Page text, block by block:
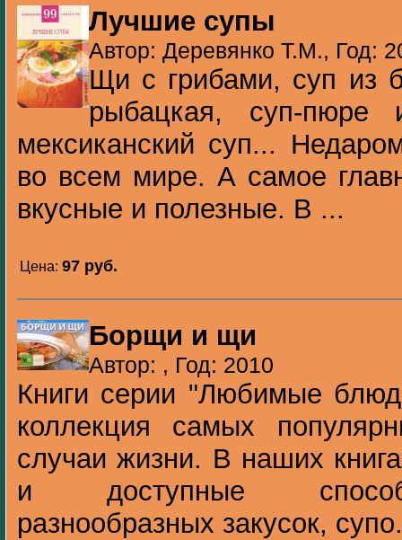
Лучшие супы
Автор: Деревянко Т.М., Год:
Щи с грибами, суп из
рыбацкая, суп-пюре
мексиканский суп...
во всем мире. А самое
вкусные и полезные. В ...
Цена: 97 pуб.
Борщи и щи
Автор: , Год: 2010
Книги серии "Любимые
коллекция самых
случаи жизни. В наших
и доступные
разнообразных закусок,